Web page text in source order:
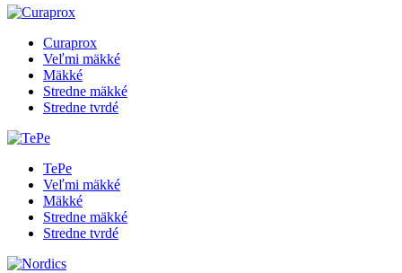
Curaprox
Veľmi mäkké
Mäkké
Stredne mäkké
Stredne tvrdé
TePe
Veľmi mäkké
Mäkké
Stredne mäkké
Stredne tvrdé